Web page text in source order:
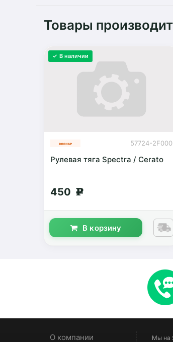
Товары
✓ В наличии
57724-2F000
Рулевая тяга Spectra / Cerato
450 g
В корзину
О компании Мы на